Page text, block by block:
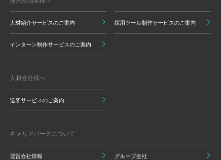
人材紹介サービスのご案内 採用ツール制作サービスのご案内
インターン制作サービスのご案内
人材会社様へ
送客サービスのご案内
キャリアパークについて
運営会社情報 グループ会社